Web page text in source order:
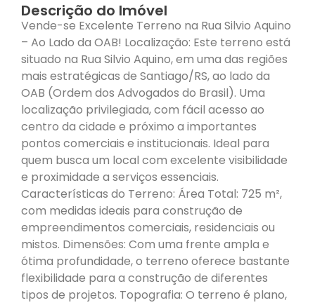
Descrição do Imóvel
Vende-se Excelente Terreno na Rua Silvio Aquino
– Ao Lado da OAB! Localização: Este terreno está
situado na Rua Silvio Aquino, em uma das regiões
mais estratégicas de Santiago/RS, ao lado da
OAB (Ordem dos Advogados do Brasil). Uma
localização privilegiada, com fácil acesso ao
centro da cidade e próximo a importantes
pontos comerciais e institucionais. Ideal para
quem busca um local com excelente visibilidade
e proximidade a serviços essenciais.
Características do Terreno: Área Total: 725 m²,
com medidas ideais para construção de
empreendimentos comerciais, residenciais ou
mistos. Dimensões: Com uma frente ampla e
ótima profundidade, o terreno oferece bastante
flexibilidade para a construção de diferentes
tipos de projetos. Topografia: O terreno é plano,